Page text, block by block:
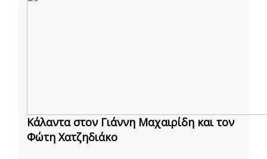
Κάλαντα στον Γιάννη Μαχαιρίδη και τον
Φώτη Χατζηδιάκο